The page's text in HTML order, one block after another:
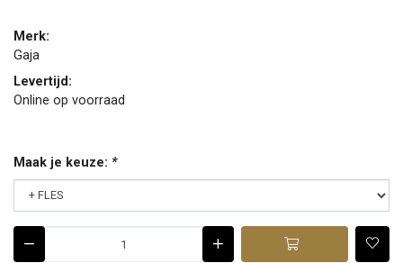
Merk:
Gaja
Levertijd:
Online op voorraad
Maak je keuze: *